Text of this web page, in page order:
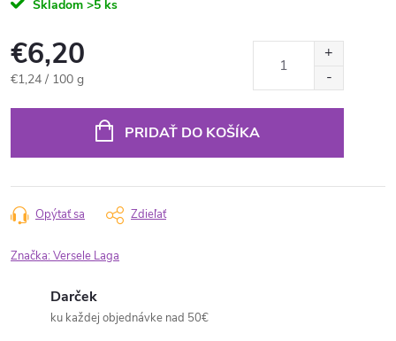
Skladom >5 ks
€6,20
Jednotková
€1,24 / 100 g
PRIDAŤ DO KOŠÍKA
Opýtať sa Zdieľať
Značka:Versele Laga
Darček
ku každej objednávke nad 50€